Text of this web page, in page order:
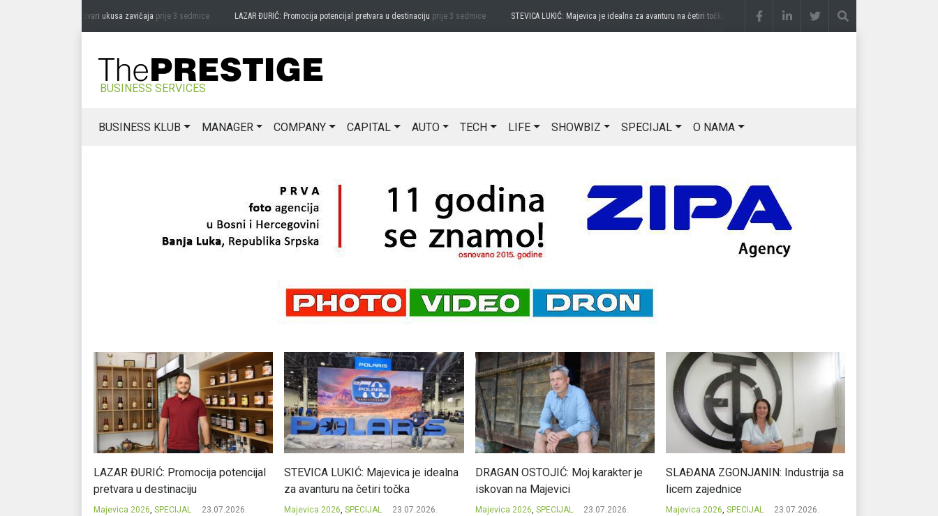
MIĆANOVIĆ: Čuvari ukusa zavičajaprije 3 sedmice LAZAR ĐURIĆ: Promocija potencijal pretvara u destinacijuprije 3 sedmice STEVICA LUKIĆ: Majevica je idealna za avanturu na četiri točkaprije 3 sedmice DRAGAN OSTOJIĆ: Moj karakter je
BUSINESS SERVICES
BUSINESS KLUB MANAGER COMPANY CAPITAL AUTO TECH LIFE SHOWBIZ SPECIJAL O NAMA
LAZAR ĐURIĆ: Promocija potencijal
pretvara u destinaciju
Majevica 2026, SPECIJAL 23.07.2026.
STEVICA LUKIĆ: Majevica je idealna
za avanturu na četiri točka
Majevica 2026, SPECIJAL 23.07.2026.
DRAGAN OSTOJIĆ: Moj karakter je
iskovan na Majevici
Majevica 2026, SPECIJAL 23.07.2026.
SLAĐANA ZGONJANIN: Industrija sa
licem zajednice
Majevica 2026, SPECIJAL 23.07.2026.